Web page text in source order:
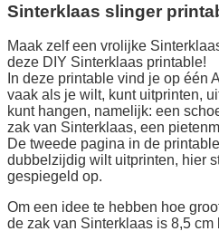
Sinterklaas slinger
Maak zelf een vrolijke
deze DIY Sinterklaas printable!
In deze printable vind je op één
vaak als je wilt, kunt uitprinten,
kunt hangen, namelijk: een
zak van Sinterklaas, een
De tweede pagina in de
dubbelzijdig wilt uitprinten, hier
gespiegeld op.
Om een idee te hebben hoe
de zak van Sinterklaas is 8,5 cm